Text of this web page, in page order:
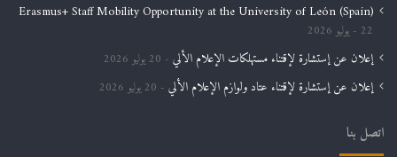
Erasmus+ Staff Mobility Opportunity at the University of León (Spain)
22 يوليو 2026
إعلان عن إستشارة لإقتناء مستهلكات الإعلام الألي 20 يوليو 2026
إعلان عن إستشارة لإقتناء عتاد ولوازم الإعلام الألي 20 يوليو 2026
اتصل بنا